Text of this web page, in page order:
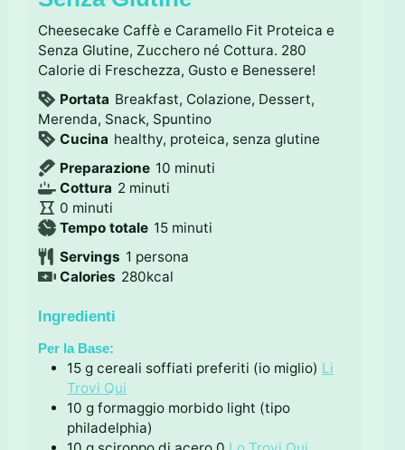
Cheesecake Caffè e Caramello Fit Proteica e
Senza Glutine, Zucchero né Cottura. 280
Calorie di Freschezza, Gusto e Benessere!
Portata Breakfast, Colazione, Dessert,
Merenda, Snack, Spuntino
Cucina healthy, proteica, senza glutine
Preparazione 10m
u
i
minuti
Cottura 2m
n
t
i
minuti
0m
i
u
t
minuti
Tempo totale 15m
n
u
minuti
Servings 1 persona
Calories 280kcal
Ingredienti
Per la Base:
15 g cereali soffiati preferiti (io miglio) Li
Trovi Qui
10 g formaggio morbido light (tipo
philadelphia)